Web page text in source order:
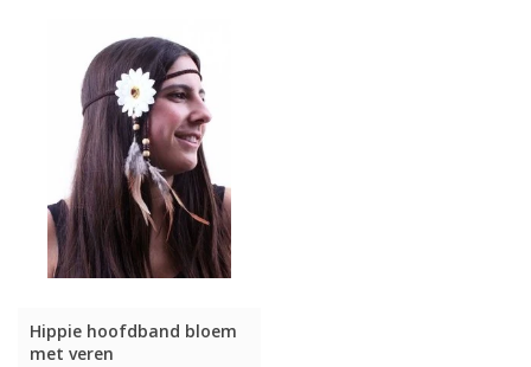
Hippie hoofdband bloem
met veren